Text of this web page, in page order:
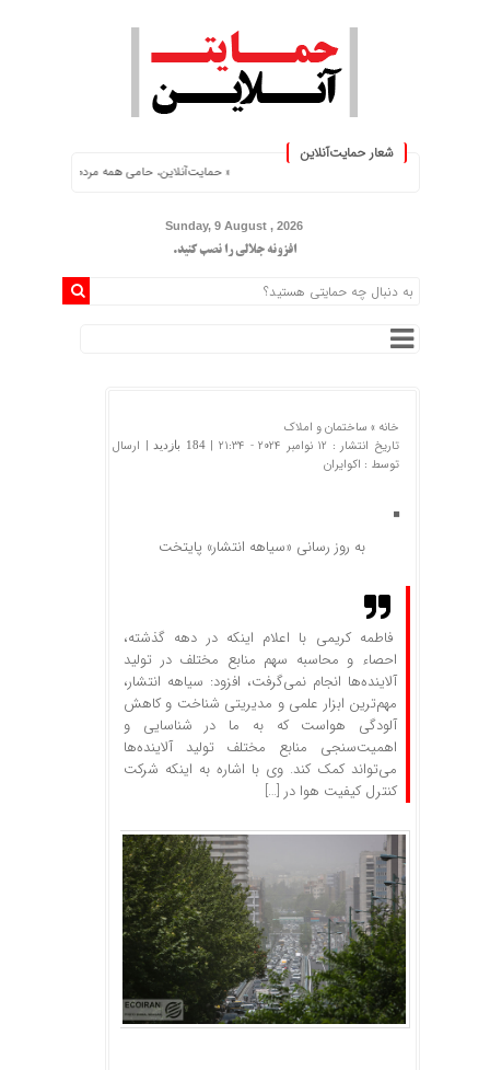
شعار حمایت‌آنلاین
« حمایت‌آنلاین، حامی همه مردم ایران »
Sunday, 9 August , 2026
افزونه جلالی را نصب کنید.
خانه » ساختمان و املاک
تاریخ انتشار : 12 نوامبر 2024 - 21:34 |
184 بازدید
| ارسال
توسط : اکوایران
به روز رسانی «سیاهه انتشار» پایتخت
​فاطمه کریمی با اعلام اینکه در دهه گذشته،
احصاء و محاسبه سهم منابع مختلف در تولید
آلاینده‌ها انجام نمی‌گرفت، افزود: سیاهه انتشار،
مهم‌ترین ابزار علمی و مدیریتی شناخت و کاهش
آلودگی هواست که به ما در شناسایی و
اهمیت‌سنجی منابع مختلف تولید آلاینده‌ها
می‌تواند کمک کند. وی با اشاره به اینکه شرکت
کنترل کیفیت هوا در […]